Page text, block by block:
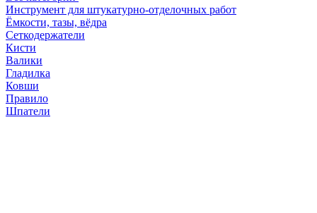
Инструмент для штукатурно-отделочных работ
Ёмкости, тазы, вёдра
Сеткодержатели
Кисти
Валики
Гладилка
Ковши
Правило
Шпатели